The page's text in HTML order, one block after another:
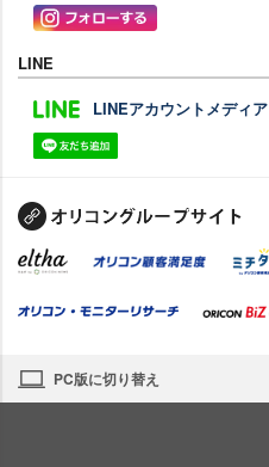
LINE
LINEアカウントメディア
PC版に切り替え